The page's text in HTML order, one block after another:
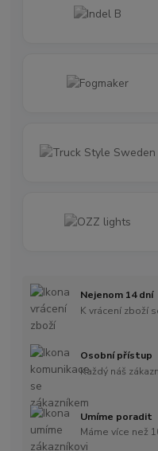
Nejenom 14 dní
K vrácení zboží
Osobní přístup
Každý náš
Umíme poradit
Máme více než